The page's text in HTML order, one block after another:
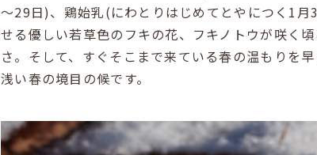
～29日)、鶏始乳(にわとりはじめてとやにつく1
せる優しい若草色のフキの花、フキノトウが咲く
さ。そして、すぐそこまで来ている春の温もりを
浅い春の境目の候です。